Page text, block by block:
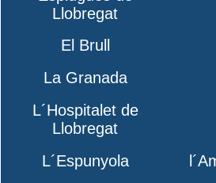
Llobregat
El Brull
La Granada
L´Hospitalet de
Llobregat
L´Espunyola